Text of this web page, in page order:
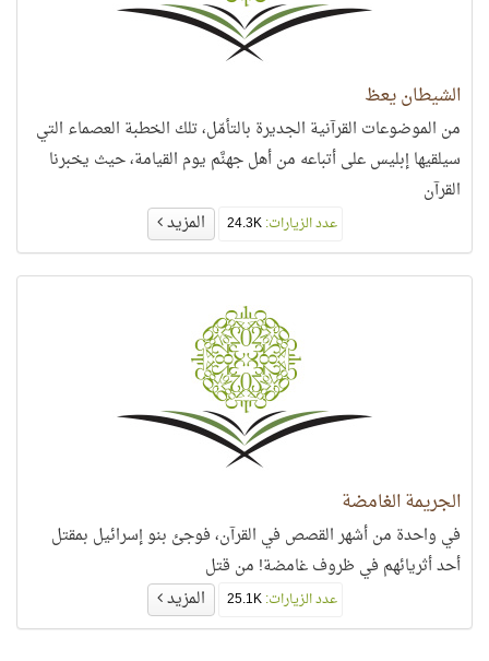
الشيطان يعظ
من الموضوعات القرآنية الجديرة بالتأمّل، تلك الخطبة العصماء التي
سيلقيها إبليس على أتباعه من أهل جهنَّم يوم القيامة، حيث يخبرنا
القرآن
عدد الزيارات:24.3K المزيد
الجريمة الغامضة
في واحدة من أشهر القصص في القرآن، فوجئ بنو إسرائيل بمقتل
أحد أثريائهم في ظروف غامضة! من قتل
عدد الزيارات:25.1K المزيد